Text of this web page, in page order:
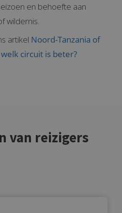
en behoefte aan
wildernis.
artikel Noord-Tanzania of
circuit is beter?
van reizigers